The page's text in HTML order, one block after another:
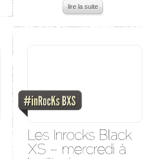
lire la suite